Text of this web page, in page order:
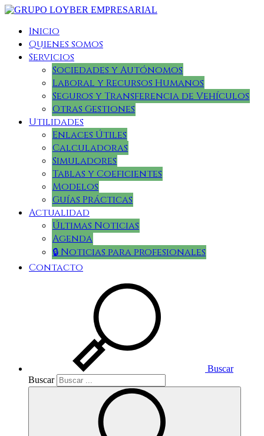
Inicio
Quienes somos
Servicios
Sociedades y Autónomos
Laboral y Recursos Humanos
Seguros y Transferencia de Vehículos
Otras Gestiones
Utilidades
Enlaces Útiles
Calculadoras
Simuladores
Tablas y Coeficientes
Modelos
Guías Prácticas
Actualidad
Últimas Noticias
Agenda
🔒 Noticias para profesionales
Contacto
Buscar
Buscar